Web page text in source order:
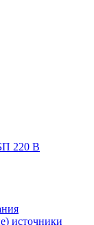
220 В
источники